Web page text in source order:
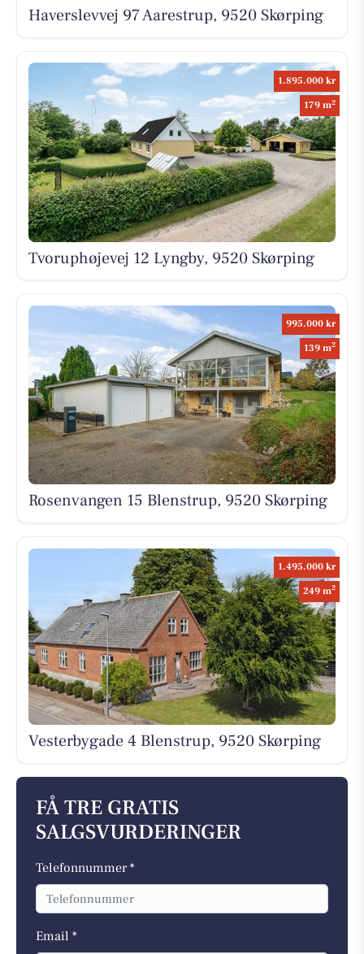
Haverslevvej 97 Aarestrup, 9520 Skørping
1.895.000 kr
179 m2
Tvoruphøjevej 12 Lyngby, 9520 Skørping
995.000 kr
139 m2
Rosenvangen 15 Blenstrup, 9520 Skørping
1.495.000 kr
249 m2
Vesterbygade 4 Blenstrup, 9520 Skørping
FÅ TRE GRATIS
SALGSVURDERINGER
Telefonnummer *
Email *